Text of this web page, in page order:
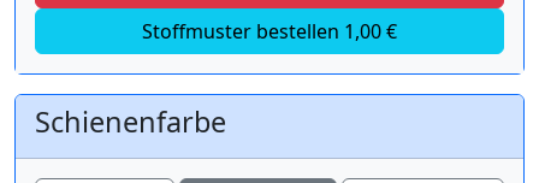
Stoffmuster bestellen 1,00 €
Schienenfarbe